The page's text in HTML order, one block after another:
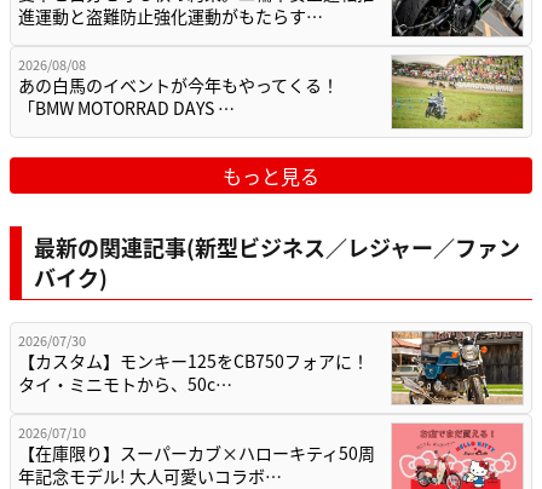
進運動と盗難防止強化運動がもたらす…
2026/08/08
あの白馬のイベントが今年もやってくる！
「BMW MOTORRAD DAYS …
もっと見る
最新の関連記事(新型ビジネス／レジャー／ファン
バイク)
2026/07/30
【カスタム】モンキー125をCB750フォアに！
タイ・ミニモトから、50c…
2026/07/10
【在庫限り】スーパーカブ×ハローキティ50周
年記念モデル! 大人可愛いコラボ…